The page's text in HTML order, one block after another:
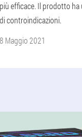
più efficace. Il prodotto ha
di controindicazioni.
8 Maggio 2021